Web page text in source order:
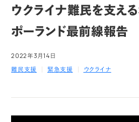
ウクライナ難民を支える
ポーランド最前線報告
2022年3月14日
難民支援
緊急支援 ウクライナ